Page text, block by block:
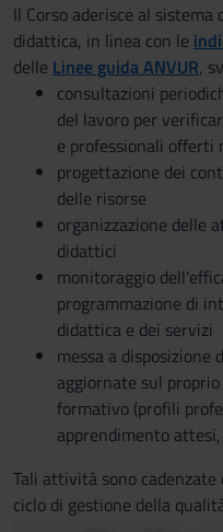
Il Corso aderisce al
didattica, in linea con le
delle Linee guida ANVUR,
consultazioni
del lavoro per
e professionali offerti
progettazione dei
delle risorse
organizzazione delle
didattici
monitoraggio
programmazione di
didattica e dei servizi
messa a disposizione
aggiornate sul
formativo (profili
apprendimento
Tali attività sono
ciclo di gestione della